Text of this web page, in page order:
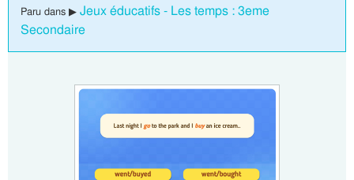
Paru dans ▶ Jeux éducatifs - Les temps : 3eme
Secondaire